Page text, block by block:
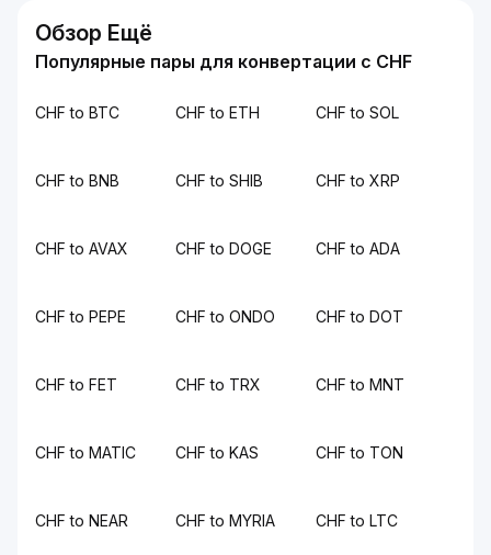
Обзор Ещё
Популярные пары для конвертации с CHF
CHF to BTC CHF to ETH CHF to SOL
CHF to BNB CHF to SHIB CHF to XRP
CHF to AVAX CHF to DOGE CHF to ADA
CHF to PEPE CHF to ONDO CHF to DOT
CHF to FET CHF to TRX CHF to MNT
CHF to MATIC CHF to KAS CHF to TON
CHF to NEAR CHF to MYRIA CHF to LTC